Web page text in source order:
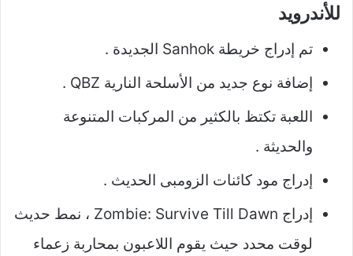
للأندرويد
تم إدراج خريطة Sanhok الجديدة .
إضافة نوع جديد من الأسلحة النارية QBZ .
اللعبة تكتظ بالكثير من المركبات المتنوعة
والحديثة .
إدراج مود كائنات الزومبى الحديث .
إدراج Zombie: Survive Till Dawn ، نمط حديث
لوقت محدد حيث يقوم اللاعبون بمحاربة زعماء